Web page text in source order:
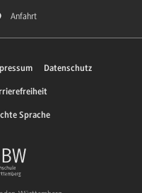
Anfahrt
Datenschutz
Sprache